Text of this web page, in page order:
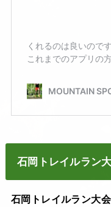
石岡トレイルラン
石岡トレイルラン大